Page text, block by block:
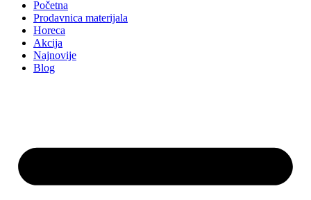
Početna
Prodavnica materijala
Horeca
Akcija
Najnovije
Blog